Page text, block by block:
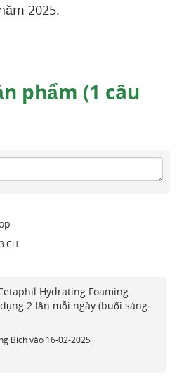
2025.
phẩm (1 câu
CH
Hydrating Foaming
2 lần mỗi ngày (buổi sáng
Bíchvào 16-02-2025